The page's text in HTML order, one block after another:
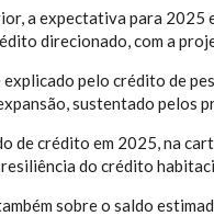
a expectativa para 2025
direcionado, com a
explicado pelo crédito de
sustentado pelos
de crédito em 2025, na
do crédito
sobre o saldo